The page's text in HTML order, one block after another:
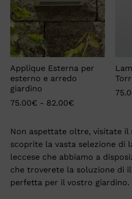
Applique Esterna per
esterno e arredo
giardino
75.00€ - 82.00€
Non aspettate oltre, visitate il
scoprite la vasta selezione di
leccese che abbiamo a
che troverete la soluzione di
perfetta per il vostro giardino.